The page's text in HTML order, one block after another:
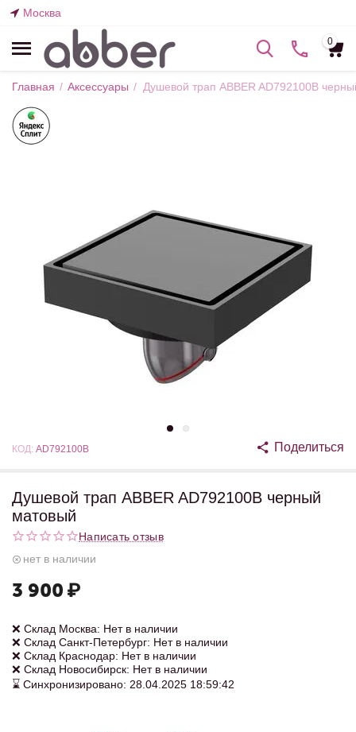
Москва
0
Главная / Аксессуары / Душевой трап ABBER AD792100B
КОД: AD792100B Поделиться
Душевой трап ABBER AD792100B черный
матовый
Написать отзыв
нет в наличии
3 900 ₽
❌ Склад Москва: Нет в наличии
❌ Склад Санкт-Петербург: Нет в наличии
❌ Склад Краснодар: Нет в наличии
❌ Склад Новосибирск: Нет в наличии
⌛ Синхронизировано: 28.04.2025 18:59:42